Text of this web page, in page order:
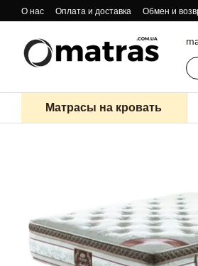
Перейти к основному контенту
О нас Оплата и доставка Обмен и
Матрасы на кровать